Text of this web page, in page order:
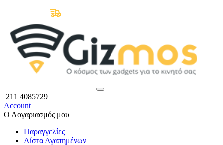
211 4085729
Account
Ο Λογαριασμός μου
Παραγγελίες
Λίστα Αγαπημένων